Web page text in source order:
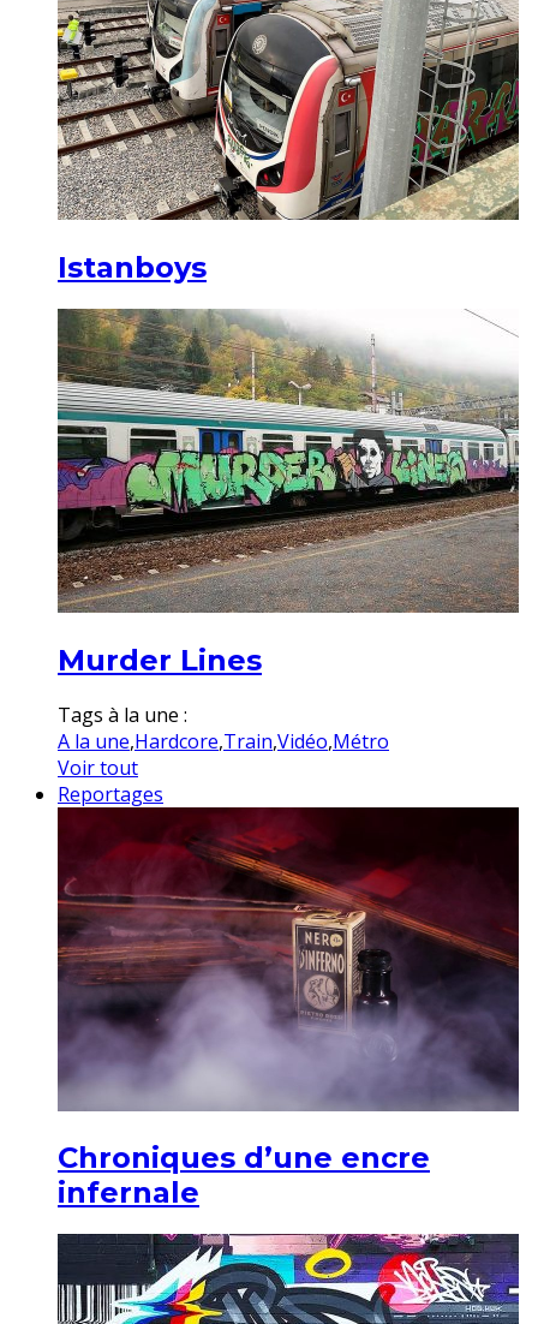
Istanboys
Murder Lines
Tags à la une :
A la une,Hardcore,Train,Vidéo,Métro
Voir tout
Reportages
Chroniques d’une encre
infernale